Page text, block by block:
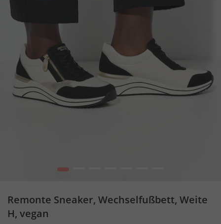
1
Remonte Sneaker, Wechselfußbett, Weite
H, vegan